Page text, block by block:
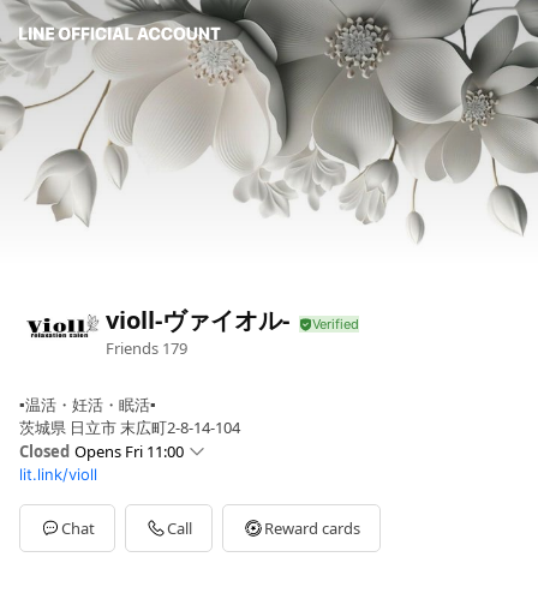
violl-ヴァイオル-
Friends 179
▪️温活・妊活・眠活▪️
茨城県 日立市 末広町2-8-14-104
Closed Opens Fri 11:00
Sun11:00 - 18:00
MonClosed
Tue11:00 - 18:00
Wed11:00 - 18:00
lit.link/violl
Chat Call Reward cards